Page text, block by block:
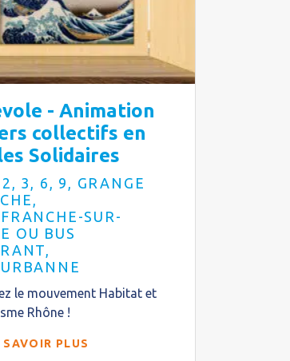
- Animation
collectifs en
Solidaires
2, 3, 6, 9, GRANGE
SUR-
OU BUS
le mouvement Habitat et
Rhône !
SAVOIR PLUS